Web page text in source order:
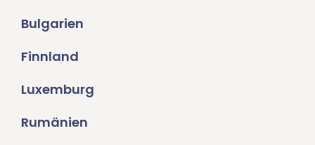
Bulgarien
Finnland
Luxemburg
Rumänien